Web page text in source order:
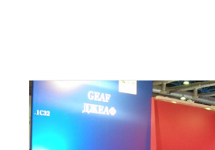
ITALIANO